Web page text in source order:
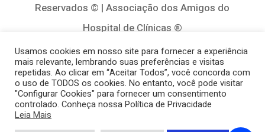
Reservados © | Associação dos Amigos do
Hospital de Clínicas ®
Av. Agostinho Leão Jr, 320 – Alto da Glória,
80030-110, Curitiba / PR
(41) 3122-8650 | contato@cedivida.org.br
CNPJ: 79.698.643/0001-00
Usamos cookies em nosso site para fornecer a experiência
mais relevante, lembrando suas preferências e visitas
repetidas. Ao clicar em “Aceitar Todos”, você concorda com
o uso de TODOS os cookies. No entanto, você pode visitar
"Configurar Cookies" para fornecer um consentimento
controlado. Conheça nossa Política de Privacidade
Leia Mais